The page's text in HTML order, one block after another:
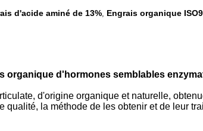
d'acide aminé de 13%, Engrais organique
organique d'hormones semblables
d'origine organique et naturelle,
qualité, la méthode de les obtenir et de leur